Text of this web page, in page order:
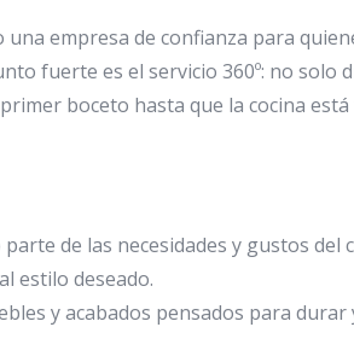
empresa de confianza para
fuerte es el servicio 360º: no solo
boceto hasta que la cocina
de las necesidades y gustos del
estilo deseado.
y acabados pensados para